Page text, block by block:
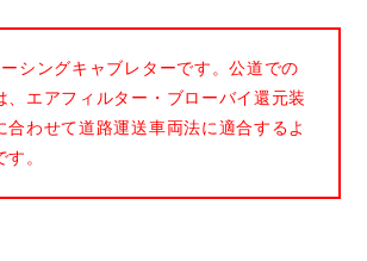
シングキャブレターです。公道での
、エアフィルター・ブローバイ還元装
合わせて道路運送車両法に適合するよ
。